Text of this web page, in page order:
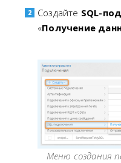
Создайте SQL-
«Получение
Меню создания